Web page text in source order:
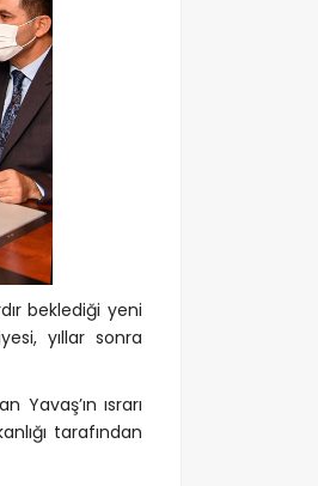
beklediği yeni
yıllar sonra
ısrarı
tarafından